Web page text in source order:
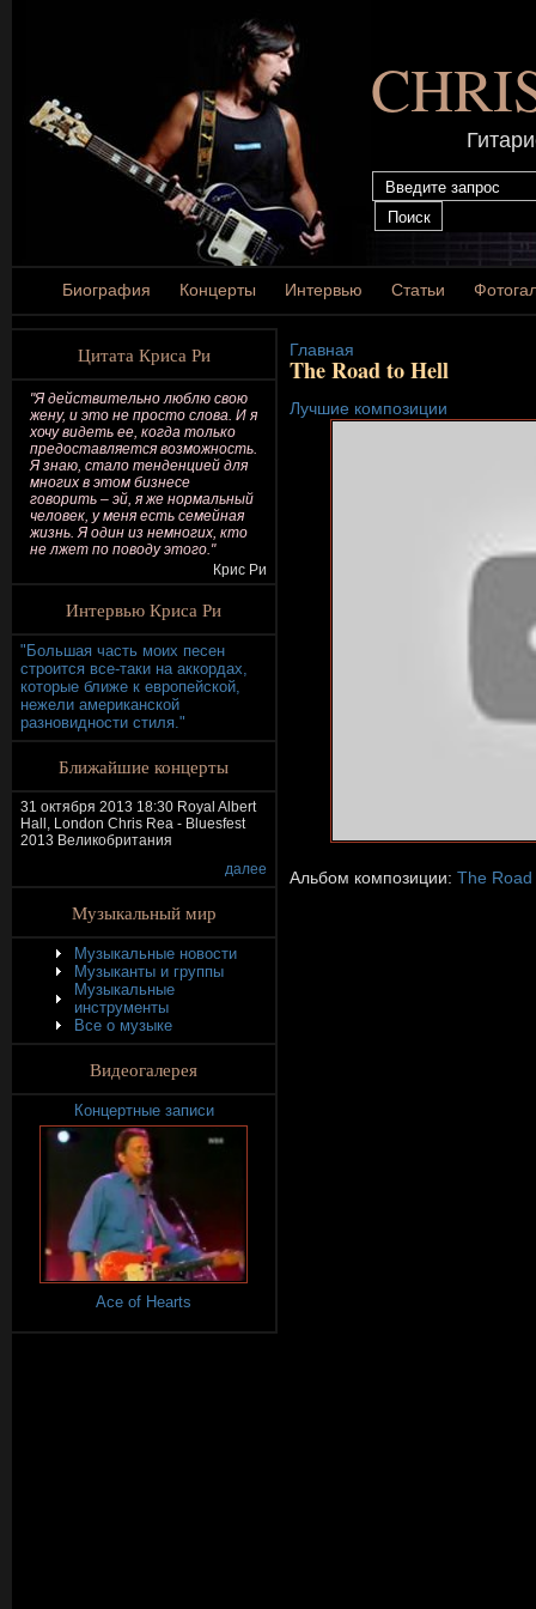
Биография Концерты Интервью Статьи
Цитата Криса Ри
"Я действительно люблю свою
жену, и это не просто слова. И я
хочу видеть ее, когда только
предоставляется возможность.
Я знаю, стало тенденцией для
многих в этом бизнесе
говорить – эй, я же нормальный
человек, у меня есть семейная
жизнь. Я один из немногих, кто
не лжет по поводу этого."
Крис Ри
Интервью Криса Ри
"Большая часть моих песен
строится все-таки на аккордах,
которые ближе к европейской,
нежели американской
разновидности стиля."
Ближайшие концерты
31 октября 2013 18:30 Royal Albert
Hall, London Chris Rea - Bluesfest
2013 Великобритания
далее
Музыкальный мир
Музыкальные новости
Музыканты и группы
Музыкальные
инструменты
Все о музыке
Видеогалерея
Концертные записи
Ace of Hearts
Главная
The Road to Hell
Лучшие композиции
Альбом композиции: The Road